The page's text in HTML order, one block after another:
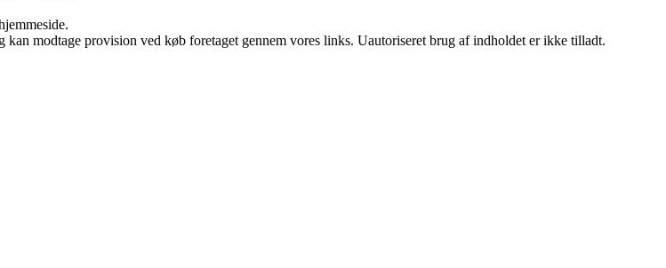
modtage provision ved køb foretaget gennem vores links. Uautoriseret brug af indholdet er ikke tilladt.